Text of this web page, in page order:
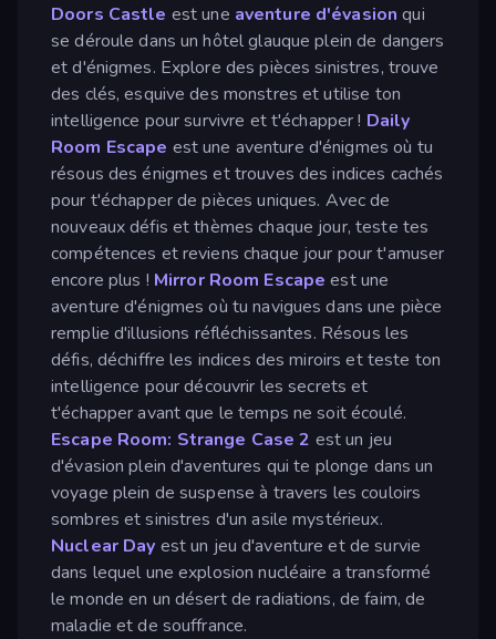
Doors Castle est une aventure d'évasion qui
se déroule dans un hôtel glauque plein de dangers
et d'énigmes. Explore des pièces sinistres, trouve
des clés, esquive des monstres et utilise ton
intelligence pour survivre et t'échapper ! Daily
Room Escape est une aventure d'énigmes où tu
résous des énigmes et trouves des indices cachés
pour t'échapper de pièces uniques. Avec de
nouveaux défis et thèmes chaque jour, teste tes
compétences et reviens chaque jour pour t'amuser
encore plus ! Mirror Room Escape est une
aventure d'énigmes où tu navigues dans une pièce
remplie d'illusions réfléchissantes. Résous les
défis, déchiffre les indices des miroirs et teste ton
intelligence pour découvrir les secrets et
t'échapper avant que le temps ne soit écoulé.
Escape Room: Strange Case 2 est un jeu
d'évasion plein d'aventures qui te plonge dans un
voyage plein de suspense à travers les couloirs
sombres et sinistres d'un asile mystérieux.
Nuclear Day est un jeu d'aventure et de survie
dans lequel une explosion nucléaire a transformé
le monde en un désert de radiations, de faim, de
maladie et de souffrance.